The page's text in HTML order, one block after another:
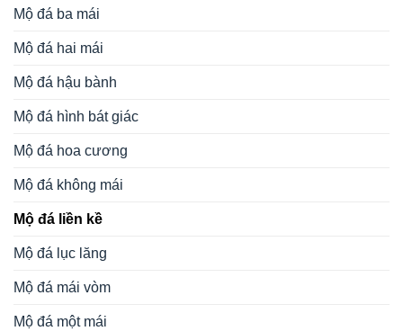
Mộ đá ba mái
Mộ đá hai mái
Mộ đá hậu bành
Mộ đá hình bát giác
Mộ đá hoa cương
Mộ đá không mái
Mộ đá liền kề
Mộ đá lục lăng
Mộ đá mái vòm
Mộ đá một mái